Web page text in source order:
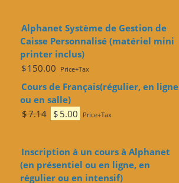
Alphanet Système de Gestion de
Caisse Personnalisé (matériel mini
printer inclus)
$150.00 Price+Tax
Cours de Français(régulier, en ligne
ou en salle)
$7.14
Le
était :
$7.14.
$ 5.00 Le
est :
$5.00.
Price+Tax
Inscription à un cours à Alphanet
(en présentiel ou en ligne, en
régulier ou en intensif)